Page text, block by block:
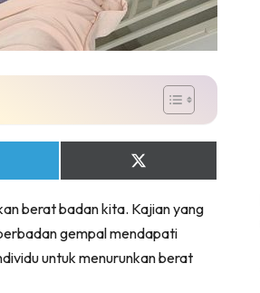
Share
on
(Twitter)
berat badan kita. Kajian yang
gempal mendapati
untuk menurunkan berat